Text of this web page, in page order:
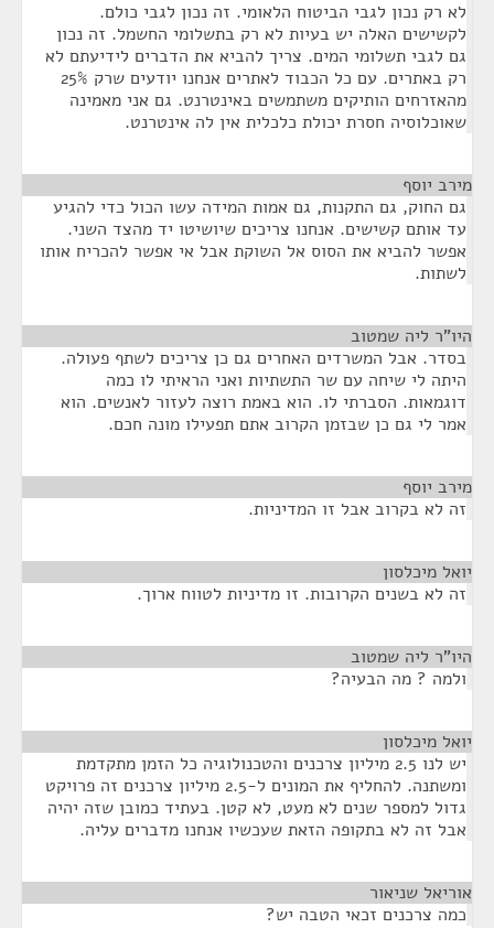
לא רק נכון לגבי הביטוח הלאומי. זה נכון לגבי כולם.
לקשישים האלה יש בעיות לא רק בתשלומי החשמל. זה נכון
גם לגבי תשלומי המים. צריך להביא את הדברים לידיעתם לא
רק באתרים. עם כל הכבוד לאתרים אנחנו יודעים שרק 25%
מהאזרחים הותיקים משתמשים באינטרנט. גם אני מאמינה
שאוכלוסיה חסרת יכולת כלכלית אין לה אינטרנט.
מירב יוסף
גם החוק, גם התקנות, גם אמות המידה עשו הכול כדי להגיע
עד אותם קשישים. אנחנו צריכים שיושיטו יד מהצד השני.
אפשר להביא את הסוס אל השוקת אבל אי אפשר להכריח אותו
לשתות.
היו"ר ליה שמטוב
בסדר. אבל המשרדים האחרים גם כן צריכים לשתף פעולה.
היתה לי שיחה עם שר התשתיות ואני הראיתי לו כמה
דוגמאות. הסברתי לו. הוא באמת רוצה לעזור לאנשים. הוא
אמר לי גם כן שבזמן הקרוב אתם תפעילו מונה חכם.
מירב יוסף
זה לא בקרוב אבל זו המדיניות.
יואל מיכלסון
זה לא בשנים הקרובות. זו מדיניות לטווח ארוך.
היו"ר ליה שמטוב
ולמה ? מה הבעיה?
יואל מיכלסון
יש לנו 2.5 מיליון צרכנים והטכנולוגיה כל הזמן מתקדמת
ומשתנה. להחליף את המונים ל-2.5 מיליון צרכנים זה פרויקט
גדול למספר שנים לא מעט, לא קטן. בעתיד כמובן שזה יהיה
אבל זה לא בתקופה הזאת שעכשיו אנחנו מדברים עליה.
אוריאל שניאור
כמה צרכנים זכאי הטבה יש?